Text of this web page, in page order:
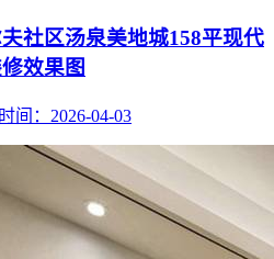
社区汤泉美地城158平现代
效果图
间：2026-04-03